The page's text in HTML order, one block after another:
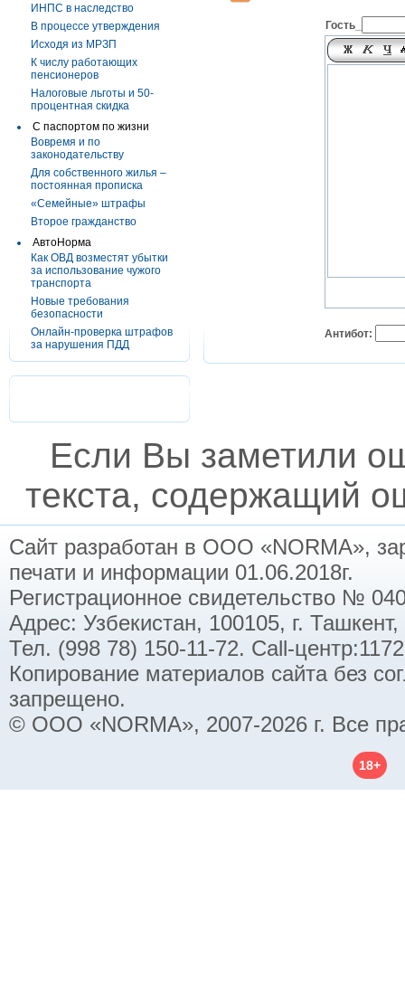
ИНПС в наследство
В процессе утверждения
Исходя из МРЗП
К числу работающих
пенсионеров
Налоговые льготы и 50-
процентная скидка
С паспортом по жизни
Вовремя и по
законодательству
Для собственного жилья –
постоянная прописка
«Семейные» штрафы
Второе гражданство
АвтоНорма
Как ОВД возместят убытки
за использование чужого
транспорта
Новые требования
безопасности
Онлайн-проверка штрафов
за нарушения ПДД
Гость_
Антибот:
Если Вы заметили
текста, содержащий
Сайт разработан в ООО «NORMA»,
печати и информации 01.06.2018г.
Регистрационное свидетельство №
Адрес: Узбекистан, 100105, г.
Тел. (998 78) 150-11-72. Call-
Копирование материалов сайта без
запрещено.
© ООО «NORMA», 2007-2026 г. Все
18+